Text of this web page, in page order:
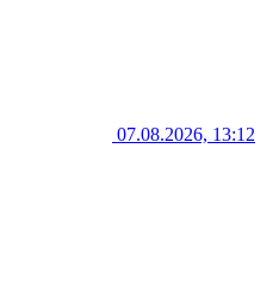
07.08.2026, 13:12